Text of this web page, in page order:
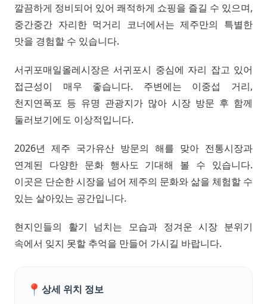
깔끔하게 정비되어 있어 쾌적하게 쇼핑을 즐길 수 있으며,
중간중간 자리한 먹거리 코너에서는 제주만의 특별한
맛을 경험할 수 있습니다.
서귀포매일올레시장은 서귀포시 중심에 자리 잡고 있어
접근성이 매우 좋습니다. 주변에는 이중섭 거리,
천지연폭포 등 유명 관광지가 많아 시장 방문 후 함께
둘러보기에도 이상적입니다.
2026년 제주 국가유산 방문의 해를 맞아 전통시장과
연계된 다양한 문화 행사도 기대해 볼 수 있습니다.
이곳은 단순한 시장을 넘어 제주의 문화와 삶을 체험할 수
있는 살아있는 공간입니다.
현지인들의 활기 넘치는 모습과 정겨운 시장 분위기
속에서 잊지 못할 추억을 만들어 가시길 바랍니다.
📍 상세 위치 정보